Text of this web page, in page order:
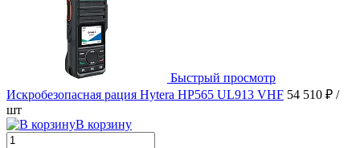
Быстрый просмотр
Искробезопасная рация Hytera HP565 UL913 VHF 54 510 ₽ /
шт
В корзину